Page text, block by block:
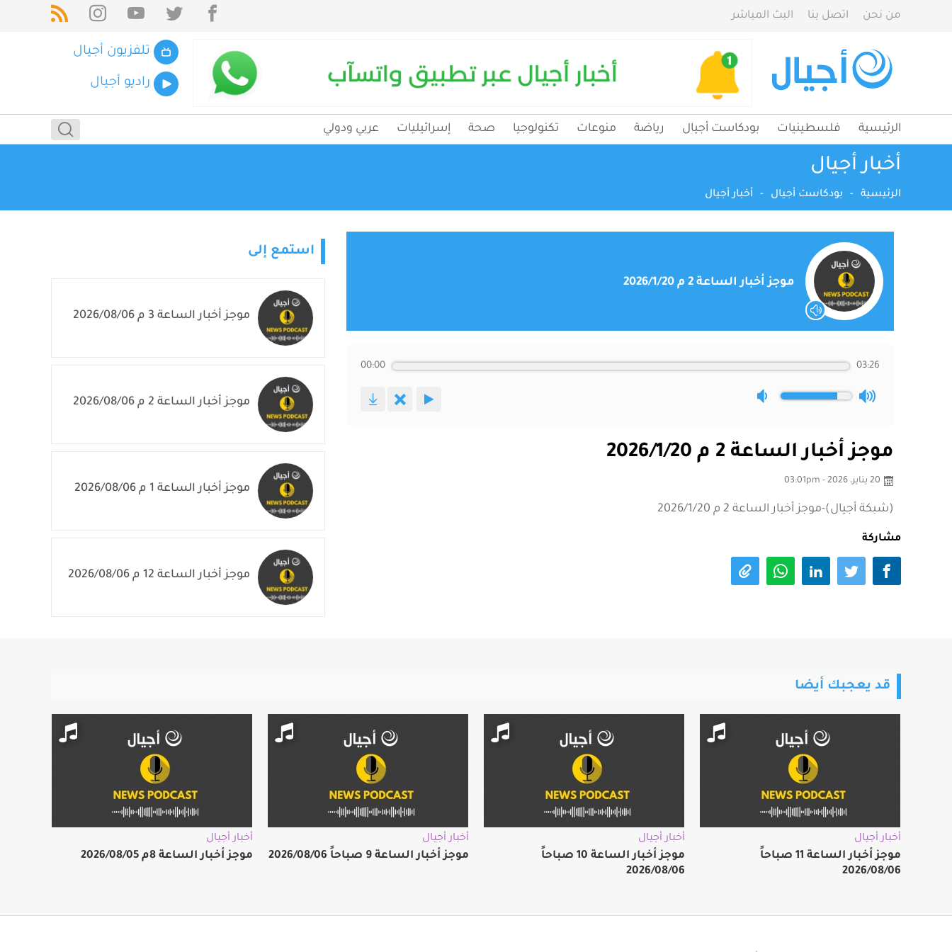
من نحن اتصل بنا البث المباشر
تلفزيون أجيال
راديو أجيال
الرئيسية فلسطينيات بودكاست أجيال رياضة منوعات تكنولوجيا صحة إسرائيليات عربي ودولي
أخبار أجيال
الرئيسية - بودكاست أجيال - أخبار أجيال
موجز أخبار الساعة 2 م 2026/1/20
00:00 03:26
موجز أخبار الساعة 2 م 2026/1/20
20 يناير، 2026 - 03:01pm
(شبكة أجيال)-موجز أخبار الساعة 2 م 2026/1/20
مشاركة
استمع إلى
موجز أخبار الساعة 3 م 2026/08/06
موجز أخبار الساعة 2 م 2026/08/06
موجز أخبار الساعة 1 م 2026/08/06
موجز أخبار الساعة 12 م 2026/08/06
قد يعجبك أيضا
أخبار أجيال
موجز أخبار الساعة 11 صباحاً
2026/08/06
أخبار أجيال
موجز أخبار الساعة 10 صباحاً
2026/08/06
أخبار أجيال
موجز أخبار الساعة 9 صباحاً 2026/08/06
أخبار أجيال
موجز أخبار الساعة 8م 2026/08/05